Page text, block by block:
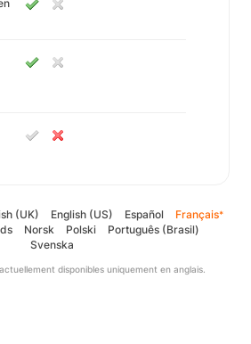
(UK) English (US) Español Français*
Norsk Polski
Português (Brasil)
Svenska
disponibles uniquement en anglais.